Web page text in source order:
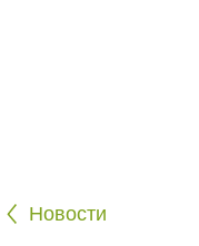
Новости